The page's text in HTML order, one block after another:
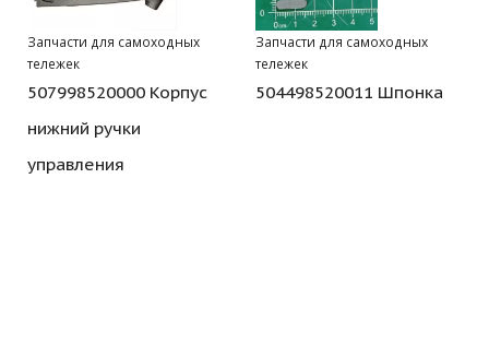
Запчасти для самоходных
тележек
507998520000 Корпус
нижний ручки
управления
Запчасти для самоходных
тележек
504498520011 Шпонка